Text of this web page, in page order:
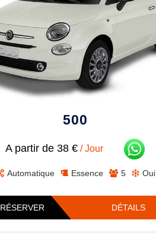
500
A partir de 38 € / Jour
Automatique Essence 5 Oui
RÉSERVER DÉTAILS